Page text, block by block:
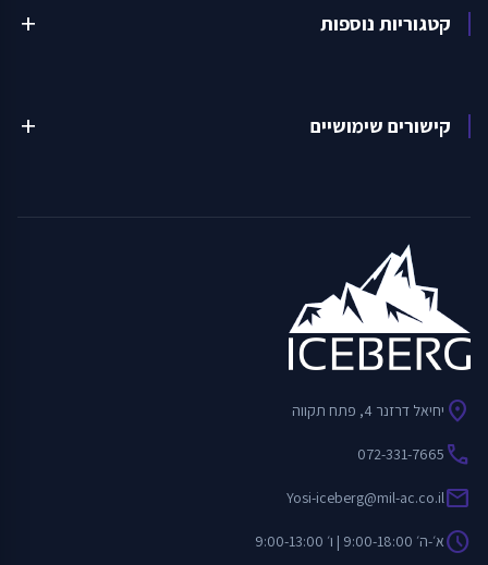
קטגוריות נוספות add
קישורים שימושיים add
location_on יחיאל דרזנר 4, פתח תקווה
call
072-331-7665
mail
Yosi-iceberg@mil-ac.co.il
scheduleא׳-ה׳ 9:00-18:00 | ו׳ 9:00-13:00